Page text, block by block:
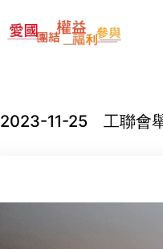
2023-11-25 工聯會